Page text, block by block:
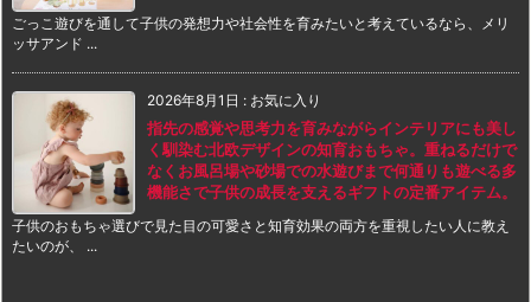
ごっこ遊びを通して子供の発想力や社会性を育みたいと考えているなら、メリ
ッサアンド ...
2026年8月1日 : お気に入り
指先の感覚や思考力を育みながらインテリアにも美し
く馴染む北欧デザインの知育おもちゃ。重ねるだけで
なくお風呂場や砂場での水遊びまで何通りも遊べる多
機能さで子供の成長を支えるギフトの定番アイテム。
子供のおもちゃ選びで見た目の可愛さと知育効果の両方を重視したい人に教え
たいのが、 ...